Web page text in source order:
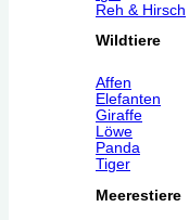
Reh & Hirsch
Wildtiere
Affen
Elefanten
Giraffe
Löwe
Panda
Tiger
Meerestiere